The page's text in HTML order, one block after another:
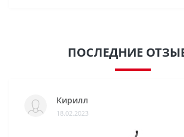
ПОСЛЕДНИЕ
Кирилл
18.02.2023